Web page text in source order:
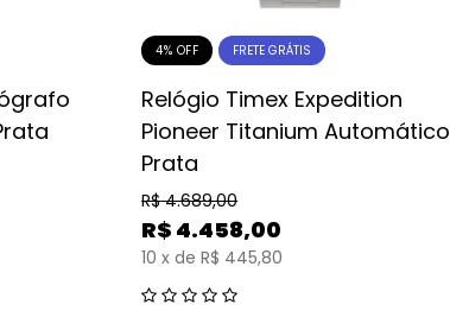
4% OFF FRETE GRÁTIS
Relógio Timex Expedition
Pioneer Titanium Automático
Prata
R$ 4.689,00
R$ 4.458,00
10 x de R$ 445,80